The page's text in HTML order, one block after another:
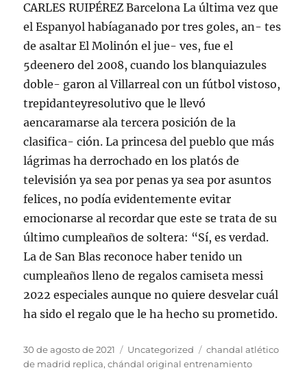
CARLES RUIPÉREZ Barcelona La última vez que
el Espanyol habíaganado por tres goles, an- tes
de asaltar El Molinón el jue- ves, fue el
5deenero del 2008, cuando los blanquiazules
doble- garon al Villarreal con un fútbol vistoso,
trepidanteyresolutivo que le llevó
aencaramarse ala tercera posición de la
clasifica- ción. La princesa del pueblo que más
lágrimas ha derrochado en los platós de
televisión ya sea por penas ya sea por asuntos
felices, no podía evidentemente evitar
emocionarse al recordar que este se trata de su
último cumpleaños de soltera: “Sí, es verdad.
La de San Blas reconoce haber tenido un
cumpleaños lleno de regalos camiseta messi
2022 especiales aunque no quiere desvelar cuál
ha sido el regalo que le ha hecho su prometido.
Publicado
el
30 de agosto de 2021 Categorías
Uncategorized Etiquetas
chandal atlético
de madrid replica,chándal original entrenamiento